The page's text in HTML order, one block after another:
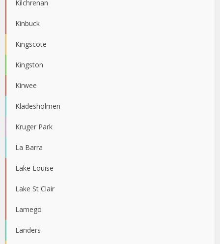
Kilchrenan
Kinbuck
Kingscote
Kingston
Kirwee
Kladesholmen
Kruger Park
La Barra
Lake Louise
Lake St Clair
Lamego
Landers